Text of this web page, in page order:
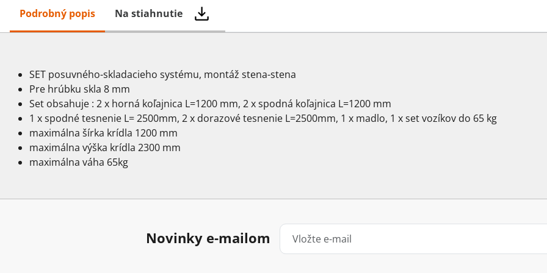
Podrobný popis Na stiahnutie
SET posuvného-skladacieho systému, montáž stena-stena
Pre hrúbku skla 8 mm
Set obsahuje : 2 x horná koľajnica L=1200 mm, 2 x spodná koľajnica L=1200 mm
1 x spodné tesnenie L= 2500mm, 2 x dorazové tesnenie L=2500mm, 1 x madlo, 1 x set vozíkov do 65 kg
maximálna šírka krídla 1200 mm
maximálna výška krídla 2300 mm
maximálna váha 65kg
Novinky e-mailom